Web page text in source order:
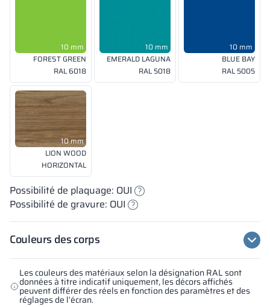
Les couleurs des matériaux selon la désignation RAL sont
données à titre indicatif uniquement, les décors affichés
peuvent différer des réels en fonction des paramètres et des
réglages de l’écran.
10 mm
FOREST GREEN
RAL 6018
10 mm
EMERALD LAGUNA
RAL 5018
10 mm
BLUE BAY
RAL 5005
10 mm
LION WOOD
HORIZONTAL
Possibilité de plaquage: OUI
Possibilité de gravure: OUI
Couleurs des corps